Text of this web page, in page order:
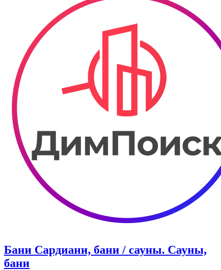
Бани Сардиани, бани / сауны. Сауны,
бани